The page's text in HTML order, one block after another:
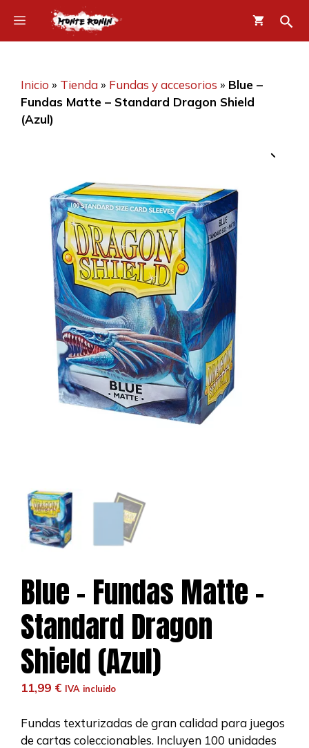
contenido
Menú
Inicio » Tienda» Fundas y accesorios » Blue –
Fundas Matte – Standard Dragon Shield
(Azul)
Blue – Fundas Matte –
Standard Dragon
Shield (Azul)
11,99 € IVA incluido
Fundas texturizadas de gran calidad para juegos
de cartas coleccionables. Incluyen 100 unidades